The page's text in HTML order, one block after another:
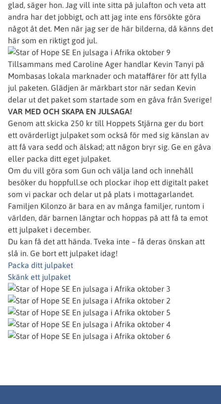
glad, säger hon. Jag vill inte sitta på julafton och veta att
andra har det jobbigt, och att jag inte ens försökte göra
något åt det. Men när jag ser de här bilderna, då känns det
här som en riktigt god jul.
Tillsammans med Caroline Ager handlar Kevin Tanyi på
Mombasas lokala marknader och mataffärer för att fylla
jul paketen. Glädjen är märkbart stor när sedan Kevin
delar ut det paket som startade som en gåva från Sverige!
VAR MED OCH SKAPA EN JULSAGA!
Genom att skicka 250 kr till Hoppets Stjärna ger du bort
ett ovärderligt julpaket som också för med sig känslan av
att få vara sedd och älskad; att någon bryr sig. Ge en gåva
eller packa ditt eget julpaket.
Om du vill göra som Gun och välja land och innehåll
besöker du hoppfull.se och plockar ihop ett digitalt paket
som vi packar och delar ut på plats i mottagarlandet.
Familjen Kilonzo är bara en av många familjer, runtom i
världen, där barnen längtar och hoppas på att få ta emot
ett julpaket i december.
Du kan få det att hända. Tveka inte – få deras önskan att
slå in. Ge bort ett julpaket idag!
Packa ditt julpaket
Skänk ett julpaket